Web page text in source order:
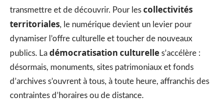
transmettre et de découvrir. Pour les collectivités
territoriales, le numérique devient un levier pour
dynamiser l’offre culturelle et toucher de nouveaux
publics. La démocratisation culturelle s’accélère :
désormais, monuments, sites patrimoniaux et fonds
d’archives s’ouvrent à tous, à toute heure, affranchis des
contraintes d’horaires ou de distance.